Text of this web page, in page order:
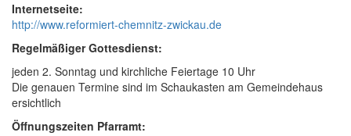
Internetseite:
http://www.reformiert-chemnitz-zwickau.de
Regelmäßiger Gottesdienst:
jeden 2. Sonntag und kirchliche Feiertage 10 Uhr
Die genauen Termine sind im Schaukasten am Gemeindehaus
ersichtlich
Öffnungszeiten Pfarramt: